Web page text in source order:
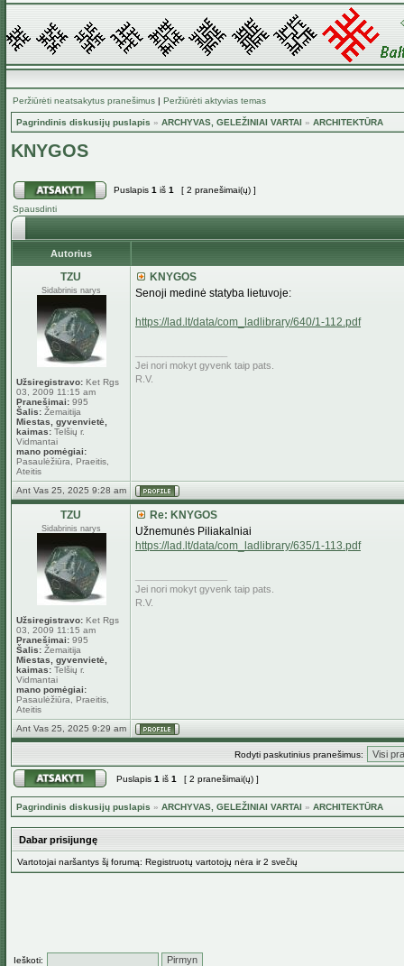
Peržiūrėti neatsakytus pranešimus | Peržiūrėti aktyvias temas
Pagrindinis diskusijų puslapis » ARCHYVAS, GELEŽINIAI VARTAI » ARCHITEKTŪRA
KNYGOS
Puslapis 1 iš 1
[ 2 pranešimai(ų) ]
Spausdinti
Autorius
TZU
Sidabrinis narys
Užsiregistravo: Ket Rgs
03, 2009 11:15 am
Pranešimai: 995
Šalis: Žemaitija
Miestas, gyvenvietė,
kaimas: Telšių r.
Vidmantai
mano pomėgiai:
Pasaulėžiūra, Praeitis,
Ateitis
KNYGOS
Senoji medinė statyba lietuvoje:
https://lad.lt/data/com_ladlibrary/640/1-112.pdf
Jei nori mokyt gyvenk taip pats.
R.V.
Ant Vas 25, 2025 9:28 am
TZU
Sidabrinis narys
Užsiregistravo: Ket Rgs
03, 2009 11:15 am
Pranešimai: 995
Šalis: Žemaitija
Miestas, gyvenvietė,
kaimas: Telšių r.
Vidmantai
mano pomėgiai:
Pasaulėžiūra, Praeitis,
Ateitis
Re: KNYGOS
Užnemunės Piliakalniai
https://lad.lt/data/com_ladlibrary/635/1-113.pdf
Jei nori mokyt gyvenk taip pats.
R.V.
Ant Vas 25, 2025 9:29 am
Rodyti paskutinius pranešimus:
Puslapis 1 iš 1 [ 2 pranešimai(ų) ]
Pagrindinis diskusijų puslapis » ARCHYVAS, GELEŽINIAI VARTAI » ARCHITEKTŪRA
Dabar prisijungę
Vartotojai naršantys šį forumą: Registruotų vartotojų nėra ir 2 svečių
Ieškoti: